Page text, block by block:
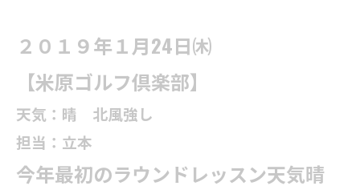
２０１９年１月24日㈭
【米原ゴルフ倶楽部】
天気：晴 北風強し
担当：立本
今年最初のラウンドレッスン天気晴